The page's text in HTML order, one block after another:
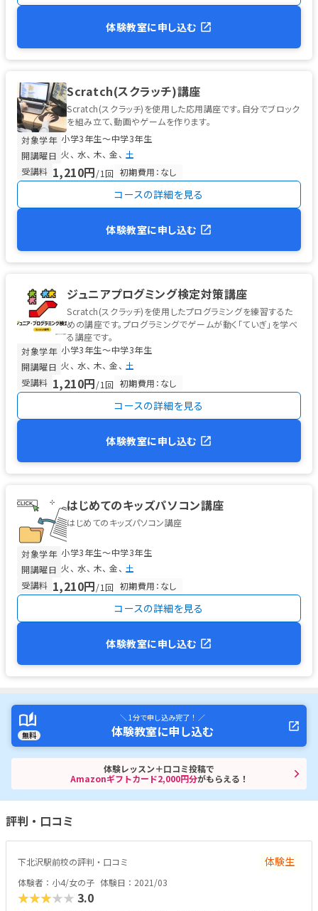
体験教室に申し込む
Scratch(スクラッチ)講座
Scratch(スクラッチ)を使用した応用講座です。自分でブロック
を組み立て、動画やゲームを作ります。
対象学年 小学3年生〜中学3年生
開講曜日 火 水 木 金
土
受講料 1,210円/1回 初期費用：なし
コースの詳細を見る
体験教室に申し込む
ジュニアプログミング検定対策講座
Scratch(スクラッチ)を使用したプログラミングを練習するた
めの講座です。プログラミングでゲームが動く「ていぎ」を学べ
る講座です。
対象学年 小学3年生〜中学3年生
開講曜日 火 水 木 金
土
受講料 1,210円/1回 初期費用：なし
コースの詳細を見る
体験教室に申し込む
はじめてのキッズパソコン講座
はじめてのキッズパソコン講座
対象学年 小学3年生〜中学3年生
開講曜日 火 水 木 金
土
受講料 1,210円/1回 初期費用：なし
コースの詳細を見る
体験教室に申し込む
無料
＼ 1分で申し込み完了！ ／
体験教室に申し込む
体験レッスン＋口コミ投稿で
Amazonギフトカード2,000円分がもらえる！
評判・口コミ
下北沢駅前校の評判・口コミ 体験生
体験者：小4/女の子 体験日：2021/03
★★★★★ 3.0